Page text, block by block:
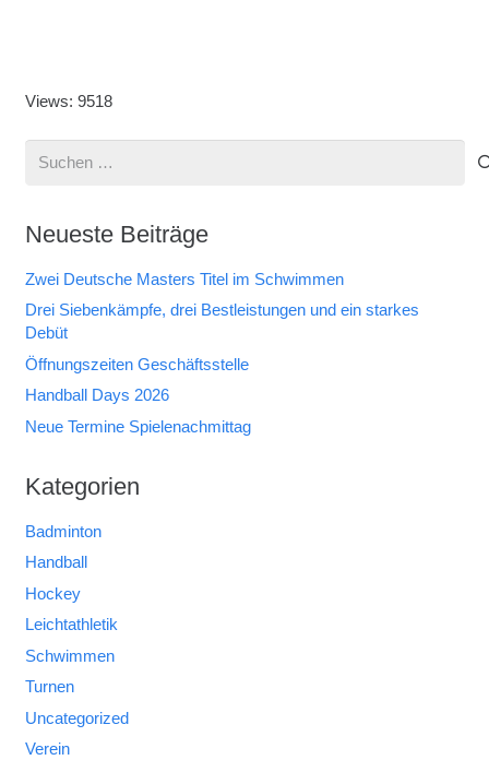
Views: 9518
Suchen
Neueste Beiträge
Zwei Deutsche Masters Titel im Schwimmen
Drei Siebenkämpfe, drei Bestleistungen und ein starkes
Debüt
Öffnungszeiten Geschäftsstelle
Handball Days 2026
Neue Termine Spielenachmittag
Kategorien
Badminton
Handball
Hockey
Leichtathletik
Schwimmen
Turnen
Uncategorized
Verein